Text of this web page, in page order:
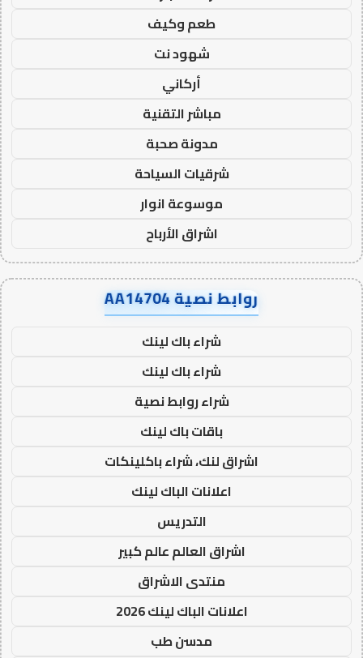
طعم وكيف
شهود نت
أركاني
مباشر التقنية
مدونة صحبة
شرقيات السياحة
موسوعة انوار
اشراق الأرباح
روابط نصية AA14704
شراء باك لينك
شراء باك لينك
شراء روابط نصية
باقات باك لينك
اشراق لنك، شراء باكلينكات
اعلانات الباك لينك
التدريس
اشراق العالم عالم كبير
منتدى الاشراق
اعلانات الباك لينك 2026
مدسن طب